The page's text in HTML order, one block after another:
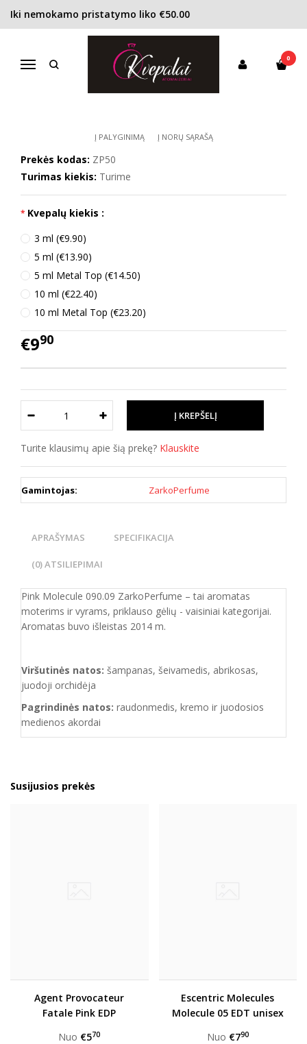
Iki nemokamo pristatymo liko €50.00
Navigacija
0
Pagrindinis KONCENTRACIJA
Kvapusis vanduo (EDP)
ZarkoPerfume Pink Molecule 090.09 EDP unisex
ZARKOPERFUME PINK MOLECULE
090.09 EDP UNISEX
Į PALYGINIMĄ Į NORŲ SĄRAŠĄ
Prekės kodas: ZP50
Turimas kiekis: Turime
Kvepalų kiekis :
3 ml (€9.90)
5 ml (€13.90)
5 ml Metal Top (€14.50)
10 ml (€22.40)
10 ml Metal Top (€23.20)
€990
Turite klausimų apie šią prekę? Klauskite
Gamintojas: ZarkoPerfume
APRAŠYMAS SPECIFIKACIJA
(0) ATSILIEPIMAI
Pink Molecule 090.09 ZarkoPerfume – tai aromatas
moterims ir vyrams, priklauso gėlių - vaisiniai kategorijai.
Aromatas buvo išleistas 2014 m.
Viršutinės natos: šampanas, šeivamedis, abrikosas,
juodoji orchidėja
Pagrindinės natos: raudonmedis, kremo ir juodosios
medienos akordai
Susijusios prekės
Agent Provocateur
Fatale Pink EDP
Nuo €570
Escentric Molecules
Molecule 05 EDT unisex
Nuo €790